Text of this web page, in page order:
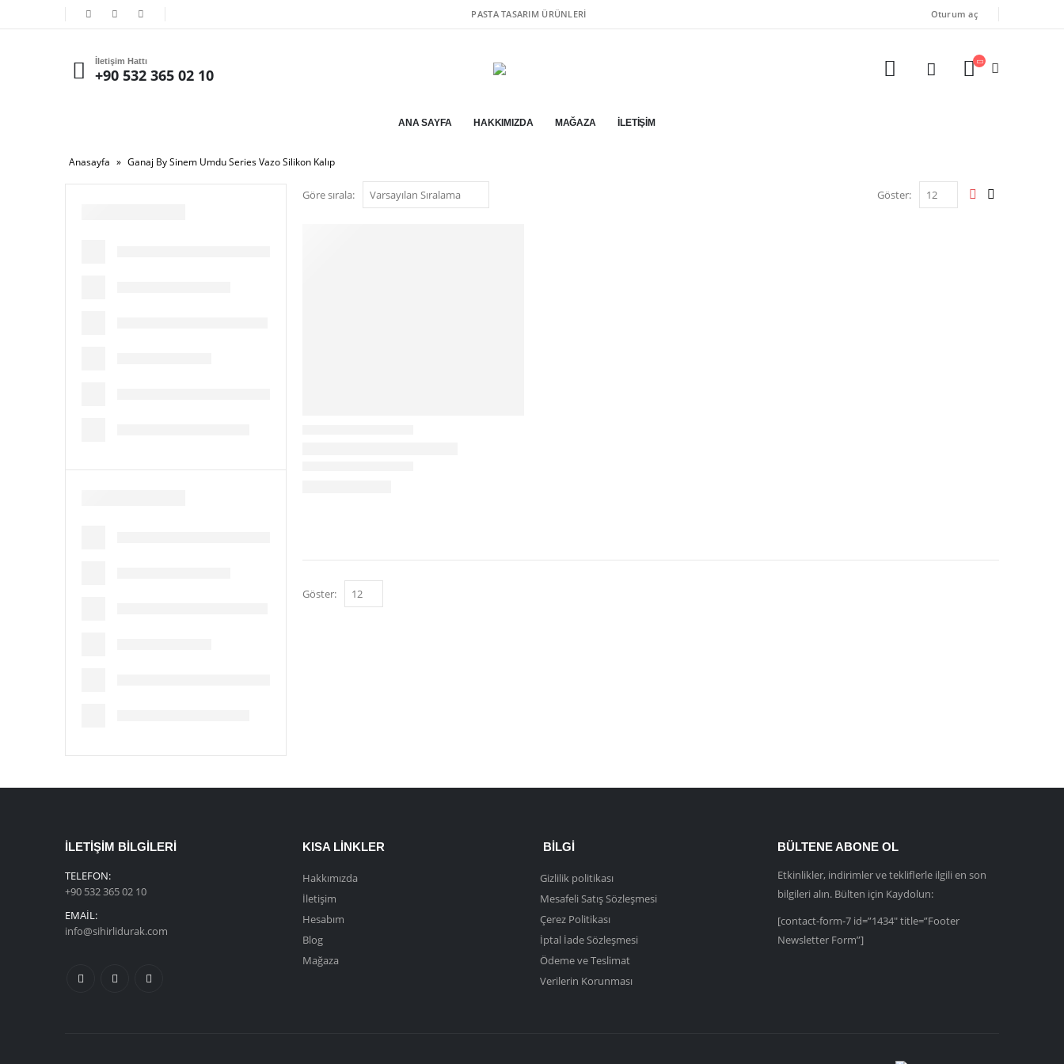
PASTA TASARIM ÜRÜNLERI Oturum aç
İletişim Hattı
+90 532 365 02 10
ANA SAYFA HAKKIMIZDA MAĞAZA İLETIŞIM
Anasayfa » Ganaj By Sinem Umdu Series Vazo Silikon Kalıp
Göre sırala: Göster:
Göster:
İLETIŞIM BILGILERI
TELEFON:
+90 532 365 02 10
EMAIL:
info@sihirlidurak.com
KISA LINKLER
Hakkımızda
İletişim
Hesabım
Blog
Mağaza
BILGI
Gizlilik politikası
Mesafeli Satış Sözleşmesi
Çerez Politikası
İptal İade Sözleşmesi
Ödeme ve Teslimat
Verilerin Korunması
BÜLTENE ABONE OL
Etkinlikler, indirimler ve tekliflerle ilgili en son
bilgileri alın. Bülten için Kaydolun:
[contact-form-7 id=”1434″ title=”Footer
Newsletter Form”]